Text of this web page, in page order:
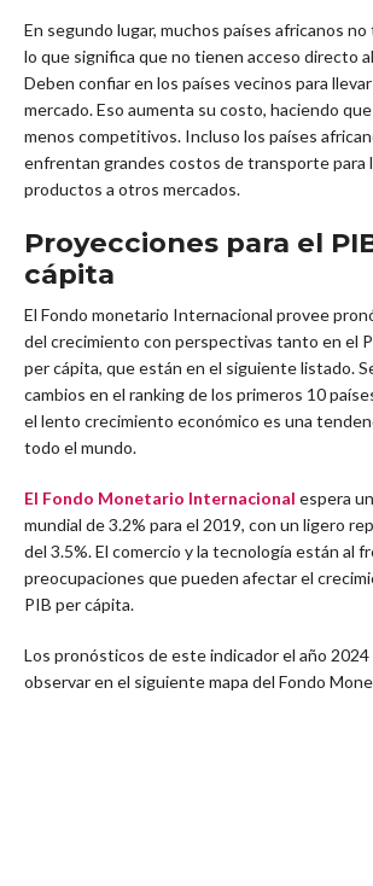
En segundo lugar, muchos países africanos no
lo que significa que no tienen acceso directo
Deben confiar en los países vecinos para
mercado. Eso aumenta su costo, haciendo
menos competitivos. Incluso los países
enfrentan grandes costos de transporte para
productos a otros mercados.
Proyecciones para el
cápita
El Fondo monetario Internacional provee
del crecimiento con perspectivas tanto en el
per cápita, que están en el siguiente listado.
cambios en el ranking de los primeros 10
el lento crecimiento económico es una
todo el mundo.
El Fondo Monetario Internacional espera
mundial de 3.2% para el 2019, con un ligero
del 3.5%. El comercio y la tecnología están al
preocupaciones que pueden afectar el
PIB per cápita.
Los pronósticos de este indicador el año
observar en el siguiente mapa del Fondo